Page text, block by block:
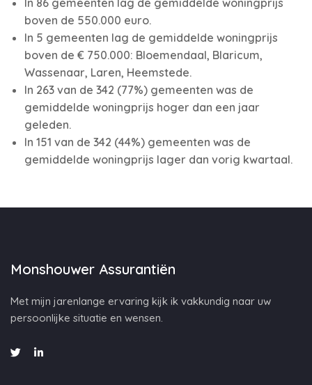
In 86 gemeenten lag de gemiddelde woningprijs
boven de 550.000 euro.
In 5 gemeenten lag de gemiddelde woningprijs
boven de € 750.000: Bloemendaal, Blaricum,
Wassenaar, Laren, Heemstede.
In 263 van de 342 (77%) gemeenten was de
gemiddelde woningprijs hoger dan een jaar
geleden.
In 151 van de 342 (44%) gemeenten was de
gemiddelde woningprijs lager dan vorig kwartaal.
Monshouwer Assurantiën
Met mijn jarenlange ervaring kijk ik vakkundig naar uw
persoonlijke situatie en wensen.